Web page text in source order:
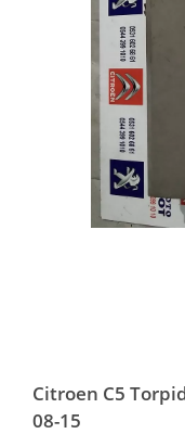
Citroen C5
08-15